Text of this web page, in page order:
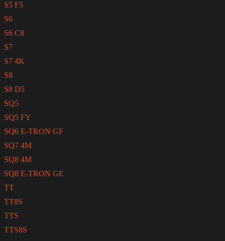
S5 F5
S6
S6 C8
S7
S7 4K
S8
S8 D5
SQ5
SQ5 FY
SQ6 E-TRON GF
SQ7 4M
SQ8 4M
SQ8 E-TRON GE
TT
TT8S
TTS
TTS8S